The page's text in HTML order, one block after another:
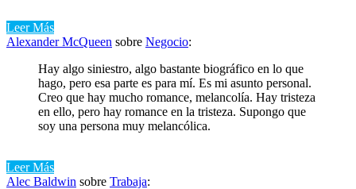
Leer Más
Alexander McQueen sobre Negocio:
Hay algo siniestro, algo bastante biográfico en lo que
hago, pero esa parte es para mí. Es mi asunto personal.
Creo que hay mucho romance, melancolía. Hay tristeza
en ello, pero hay romance en la tristeza. Supongo que
soy una persona muy melancólica.
Leer Más
Alec Baldwin sobre Trabaja: